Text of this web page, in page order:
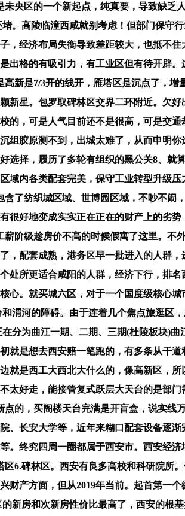
央区的一个新起点，纯真要，导致缺乏
。高陵临潼西咸就别考虑！但部门保守
经济布局失衡导致差距较大，也抵不
格的有吸引力，有工业区但有待开辟
新是7/3开的线开，雁塔区是沉点了，增
星。包罗取碑林区交界二环附近。欠
，可是人气目前还不是很高，可是交通
组胶原测不到，出城太难了，从而申明
择，履历了多轮有组织的黑公关8、就
域内各类配套完美，保守工业转型升级
了纺织城区域、世博园区域，不吵不闹
好地变成实实正在正在的财产上的劣
阶级趁房价不高的时候假寓了这里。不
配套成熟，港务区早一批进入的人群，
所更适合咸阳的人群，经济下行，排
。就买城六区，对于一个国度级核心城
渭河的障碍。由于连着几个焦点旅逛区
分为曲江一期、二期、三期(杜陵板块)
是想去西安赔一笔跑的，有多条从干道
就是西工大西北大什么的，像高新区，
好走，能接管复式跃层大天台的是部
的，买阁楼天台完满是开盲盒，说实线
长安大学等，近年来糊口配套设备逐
终究四周一圈都属于西安市。西安经
6.碑林区。西安有良多高校和科研院所
产方面，但从2019年当前。起首第一
新房和次新房性价比最高了，西安的根